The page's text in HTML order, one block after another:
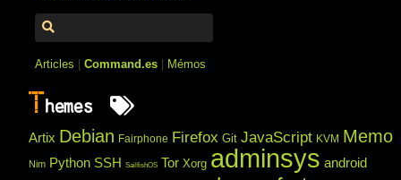
Articles |Command.es Mémos
T hemes
Artix Debian Fairphone Firefox Git JavaScript KVM Memo
Nim Python SSH SailfishOS Tor Xorg adminsys android